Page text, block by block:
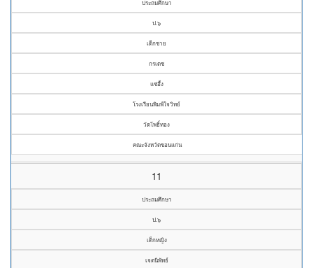
ประถมศึกษา
ป.๖
เด็กชาย
กรเดช
แซ่อึ้ง
โรงเรียนพิมพ์ใจวิทย์
วัดโพธิ์ทอง
คณะจังหวัดขอนแก่น
11
ประถมศึกษา
ป.๖
เด็กหญิง
เจตนิพัทธ์